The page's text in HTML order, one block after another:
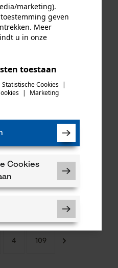
189,00 €*
4 109
marketing).
geven
Meer
u in onze
toestaan
Statistische Cookies |
|
Marketing
Cookies
Gelieve